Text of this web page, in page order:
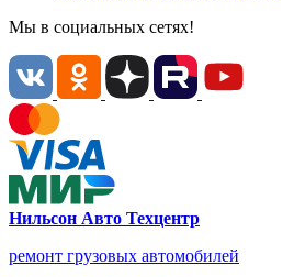
Мы в социальных сетях!
Нильсон Авто Техцентр
ремонт грузовых автомобилей